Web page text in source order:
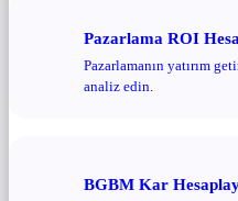
Pazarlama ROI
Pazarlamanın yatırım
analiz edin.
BGBM Kar